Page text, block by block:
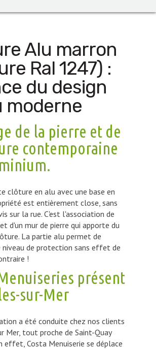
Alu marron
Ral 1247) :
du design
moderne
de la pierre et de
contemporaine
clôture en alu avec une base en
est entièrement close, sans
sur la rue. C'est l'association de
d'un mur de pierre qui apporte du
La partie alu permet de
niveau de protection sans effet de
!
présent
sur-Mer
a été conduite chez nos clients
Mer, tout proche de Saint-Quay
effet, Costa Menuiserie se déplace